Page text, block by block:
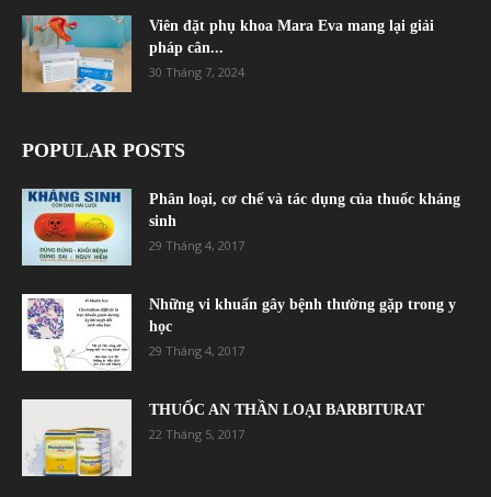
Viên đặt phụ khoa Mara Eva mang lại giải
pháp cân...
30 Tháng 7, 2024
POPULAR POSTS
Phân loại, cơ chế và tác dụng của thuốc kháng
sinh
29 Tháng 4, 2017
Những vi khuẩn gây bệnh thường gặp trong y
học
29 Tháng 4, 2017
THUỐC AN THẦN LOẠI BARBITURAT
22 Tháng 5, 2017